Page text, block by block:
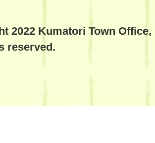
2022 Kumatori Town Office,
reserved.